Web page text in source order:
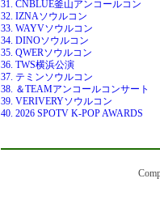
31. CNBLUE釜山アンコールコン
32. IZNAソウルコン
33. WAYVソウルコン
34. DINOソウルコン
35. QWERソウルコン
36. TWS横浜公演
37. テミンソウルコン
38. ＆TEAMアンコールコンサート
39. VERIVERYソウルコン
40. 2026 SPOTV K-POP AWARDS